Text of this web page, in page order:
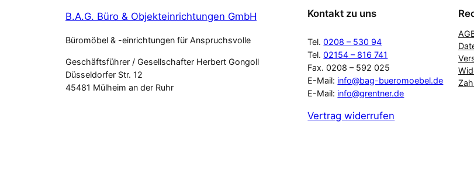
B.A.G. Büro & Objekteinrichtungen GmbH
Büromöbel & -einrichtungen für Anspruchsvolle
Geschäftsführer / Gesellschafter Herbert Gongoll
Düsseldorfer Str. 12
45481 Mülheim an der Ruhr
Kontakt zu uns
Tel.0208 – 530 94
Tel.02154 – 816 741
Fax. 0208 – 592 025
E-Mail: info@bag-bueromoebel.de
E-Mail: info@grentner.de
Vertrag widerrufen